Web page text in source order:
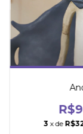
3 x de